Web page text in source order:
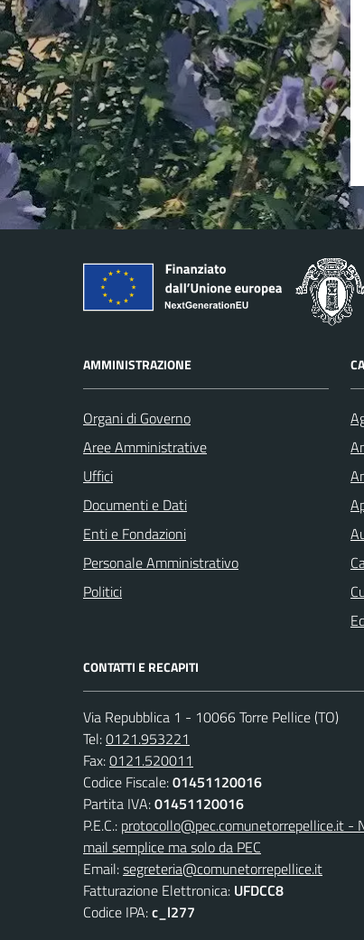
AMMINISTRAZIONE
Organi di Governo
Aree Amministrative
Uffici
Documenti e Dati
Enti e Fondazioni
Personale Amministrativo
Politici
CONTATTI E RECAPITI
Via Repubblica 1 - 10066 Torre Pellice (TO)
Tel:0121.953221
Fax:0121.520011
Codice Fiscale:01451120016
Partita IVA:01451120016
P.E.C.: protocollo@pec.comunetorrepellice.it -
mail semplice ma solo da PEC
Email:segreteria@comunetorrepellice.it
Fatturazione Elettronica: UFDCC8
Codice IPA:c_l277